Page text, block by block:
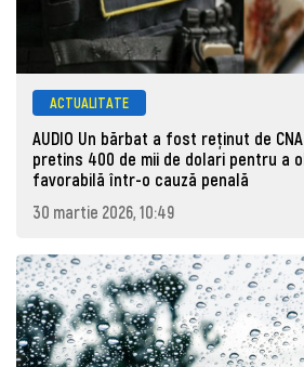
ACTUALITATE
AUDIO Un bărbat a fost reținut de
pretins 400 de mii de dolari pentru a
favorabilă într-o cauză penală
30 martie 2026, 10:49